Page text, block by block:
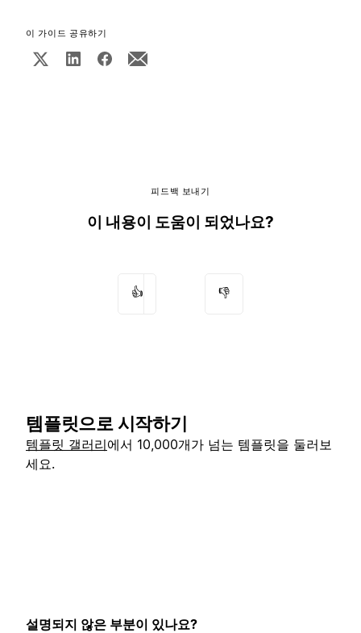
이 가이드 공유하기
피드백 보내기
이 내용이 도움이 되었나요?
👍 👎
템플릿으로 시작하기
템플릿 갤러리에서 10,000개가 넘는 템플릿을 둘러보
세요.
설명되지 않은 부분이 있나요?